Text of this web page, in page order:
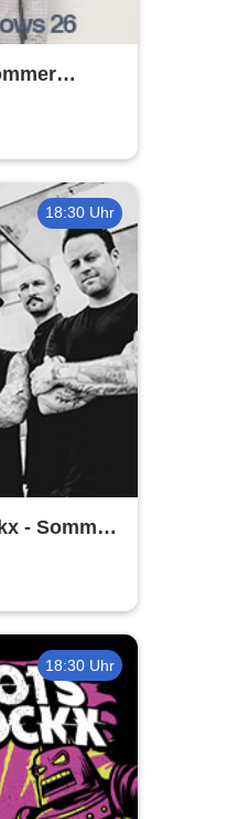
18:30 Uhr
- Sommer
18:30 Uhr